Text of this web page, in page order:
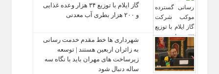
گاز ایلام با توزیع ۳۴ هزار وعده غذایی
و ۲۰۰ هزار بطری آب معدنی
شهرداری‌ ها خط مقدم خدمت ‌رسانی
به زائران اربعین هستند | توسعه
زیرساخت ‌های مهران باید با نگاه سه‌
ساله دنبال شود